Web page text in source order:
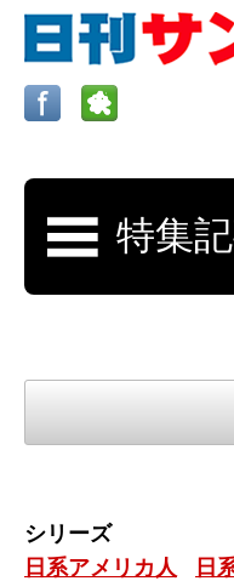
ロサンゼルスの求人、
日刊サンはロ
更新、求人、
シリーズ
日系アメリカ人
日